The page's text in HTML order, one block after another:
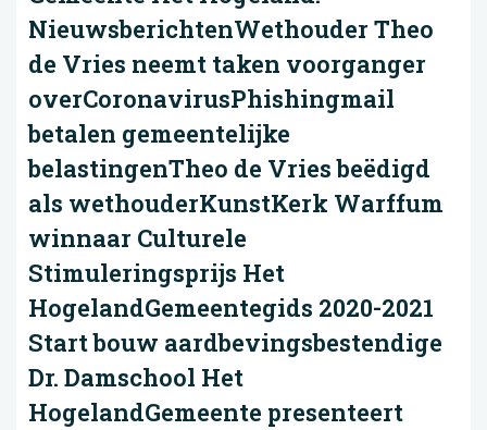
NieuwsberichtenWethouder Theo
de Vries neemt taken voorganger
overCoronavirusPhishingmail
betalen gemeentelijke
belastingenTheo de Vries beëdigd
als wethouderKunstKerk Warffum
winnaar Culturele
Stimuleringsprijs Het
HogelandGemeentegids 2020-2021
Start bouw aardbevingsbestendige
Dr. Damschool Het
HogelandGemeente presenteert